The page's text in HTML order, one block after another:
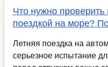
Что нужно
поездкой на море?
Летняя поездка на
серьезное испытание